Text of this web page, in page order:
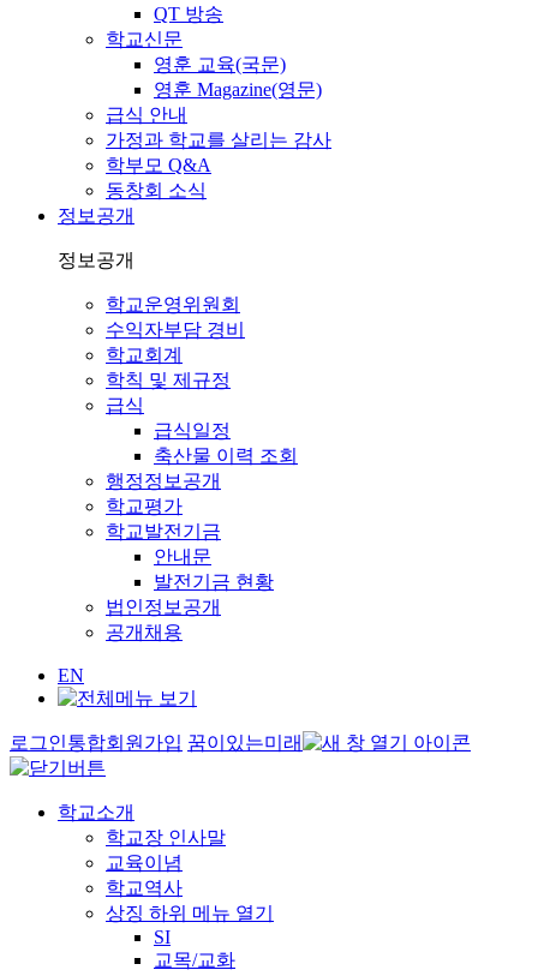
QT 방송
학교신문
영훈 교육(국문)
영훈 Magazine(영문)
급식 안내
가정과 학교를 살리는 감사
학부모 Q&A
동창회 소식
정보공개
정보공개
학교운영위원회
수익자부담 경비
학교회계
학칙 및 제규정
급식
급식일정
축산물 이력 조회
행정정보공개
학교평가
학교발전기금
안내문
발전기금 현황
법인정보공개
공개채용
EN
로그인통합회원가입 꿈이있는미래
학교소개
학교장 인사말
교육이념
학교역사
상징 하위 메뉴 열기
SI
교목/교화